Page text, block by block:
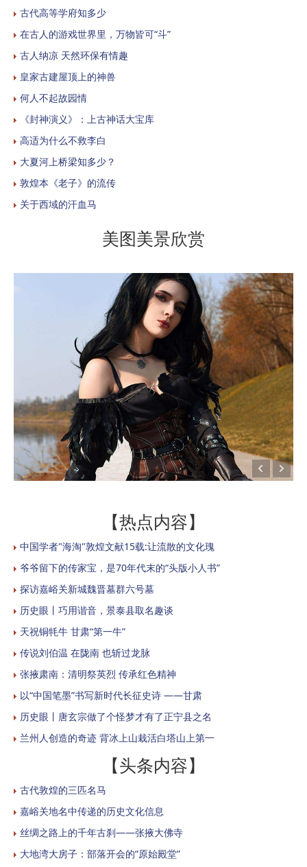
古代高等学府知多少
在古人的游戏世界里，万物皆可“斗”
古人纳凉 天然环保有情趣
皇家古建屋顶上的神兽
何人不起故园情
《封神演义》：上古神话大宝库
高适为什么不救李白
大夏河上桥梁知多少？
敦煌本《老子》的流传
关于西域的汗血马
美图美景欣赏
【热点内容】
中国学者"海淘"敦煌文献15载:让流散的文化瑰
爷爷留下的传家宝，是70年代末的“头版小人书”
探访嘉峪关新城魏晋墓群六号墓
历史眼丨巧用谐音，景泰县取名趣谈
天祝铜牦牛 甘肃“第一牛”
传说刘伯温 在陇南 也斩过龙脉
张掖肃南：清明祭英烈 传承红色精神
以“中国笔墨”书写新时代长征史诗 ——甘肃
历史眼丨唐玄宗做了个怪梦才有了正宁县之名
兰州人创造的奇迹 背冰上山栽活白塔山上第一
【头条内容】
古代敦煌的三匹名马
嘉峪关地名中传递的历史文化信息
丝绸之路上的千年古刹——张掖大佛寺
大地湾大房子：部落开会的“原始殿堂”